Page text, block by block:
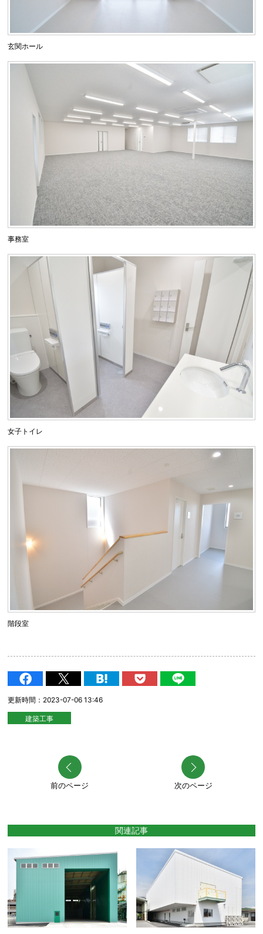
玄関ホール
事務室
女子トイレ
階段室
更新時間：2023-07-06 13:46
建築工事
前のページ 次のページ
関連記事